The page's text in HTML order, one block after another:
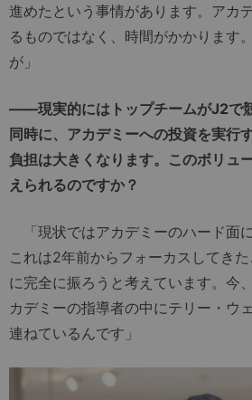
進めたという事情があります。アカ
るものではなく、時間がかかります
が」
――現実的にはトップチームがJ2で
同時に、アカデミーへの投資を実行
負担は大きくなります。このボリュ
えられるのですか？
「現状ではアカデミーのハード面
これは2年前からフォーカスしてき
に完全に振ろうと考えています。今
カデミーの指導者の中にテリー・ウ
連ねているんです」